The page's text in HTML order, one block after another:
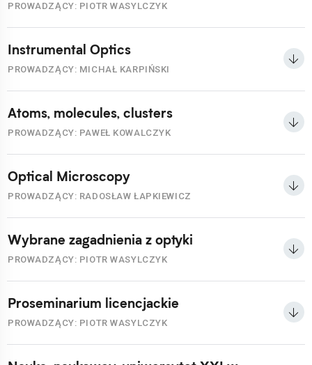
PROWADZĄCY: PIOTR WASYLCZYK
Instrumental Optics
PROWADZĄCY: MICHAŁ KARPIŃSKI
Atoms, molecules, clusters
PROWADZĄCY: PAWEŁ KOWALCZYK
Optical Microscopy
PROWADZĄCY: RADOSŁAW ŁAPKIEWICZ
Wybrane zagadnienia z optyki
PROWADZĄCY: PIOTR WASYLCZYK
Proseminarium licencjackie
PROWADZĄCY: PIOTR WASYLCZYK